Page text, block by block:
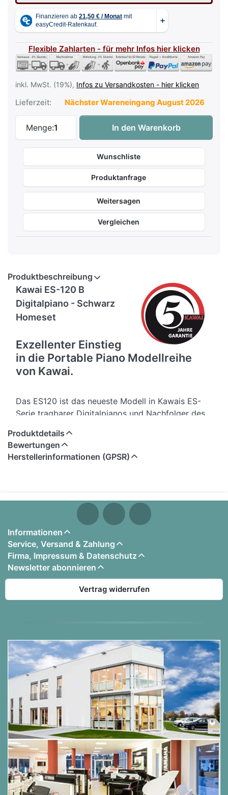
Flexible Zahlarten - für mehr Infos hier klicken
inkl. MwSt. (19%), Infos zu Versandkosten - hier klicken
Lieferzeit: Nächster Wareneingang August 2026
Menge:1
Kawai ES-120 B Digitalpiano - Schwarz
In den Warenkorb
Wunschliste
Produktanfrage
Weitersagen
Vergleichen
Produktbeschreibung
Kawai ES-120 B
Digitalpiano - Schwarz
Homeset
Exzellenter Einstieg
in die Portable Piano Modellreihe
von Kawai.
Das ES120 ist das neueste Modell in Kawais ES-
Serie tragbarer Digitalpianos und Nachfolger des
Dieses brandneue Modell 2022 verfügt über eine
verbesserte Version der Responsive Hammer
die neuesten Samples des Shigeru Kawai EX
Konzertflügels, während der beliebte Kawai EX
Konzertflügel weiterhin an Bord ist. Darüber hinaus
bietet das ES120 neue E-Piano-, Streicher- und
Bass-Sounds aus dem größeren ES520 sowie
einen echten Upright-Piano-Sound für noch mehr
Klangvielfalt.
Zusätzlich zur USB-MIDI- und Bluetooth-MIDI-
einem Smartphone. Auch als reiner Bluetooth-
Lautsprecher macht das ES120 eine gute Figur.
Das ES120 unterstützt die Kawai-Apps
PianoRemote und PiaBookPlayer. Über die
PianoRemote App lassen sich fast alle Funktionen
und Klangumschaltungen einfach bedienen. Über
den PiaBookPlayer haben Sie vollen Zugriff auf
über 500 LESSON-Songs inklusive Notenmaterial.
Beide Apps sind sowohl für iOS als auch für
Android verfügbar.
Produktdetails
Bewertungen
Herstellerinformationen (GPSR)
Informationen
Service, Versand & Zahlung
Firma, Impressum & Datenschutz
Newsletter abonnieren
Vertrag widerrufen